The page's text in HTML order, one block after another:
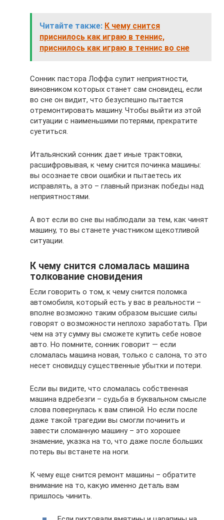
Читайте также: К чему снится
приснилось как играю в теннис,
приснилось как играю в теннис во сне
Сонник пастора Лоффа сулит неприятности,
виновником которых станет сам сновидец, если
во сне он видит, что безуспешно пытается
отремонтировать машину. Чтобы выйти из этой
ситуации с наименьшими потерями, прекратите
суетиться.
Итальянский сонник дает иные трактовки,
расшифровывая, к чему снится починка машины:
вы осознаете свои ошибки и пытаетесь их
исправлять, а это – главный признак победы над
неприятностями.
А вот если во сне вы наблюдали за тем, как чинят
машину, то вы станете участником щекотливой
ситуации.
К чему снится сломалась машина
толкование сновидения
Если говорить о том, к чему снится поломка
автомобиля, который есть у вас в реальности –
вполне возможно таким образом высшие силы
говорят о возможности неплохо заработать. При
чем на эту сумму вы сможете купить себе новое
авто. Но помните, сонник говорит — если
сломалась машина новая, только с салона, то это
несет сновидцу существенные убытки и потери.
Если вы видите, что сломалась собственная
машина вдребезги – судьба в буквальном смысле
слова повернулась к вам спиной. Но если после
даже такой трагедии вы смогли починить и
завести сломанную машину – это хорошее
знамение, указка на то, что даже после больших
потерь вы встанете на ноги.
К чему еще снится ремонт машины – обратите
внимание на то, какую именно деталь вам
пришлось чинить.